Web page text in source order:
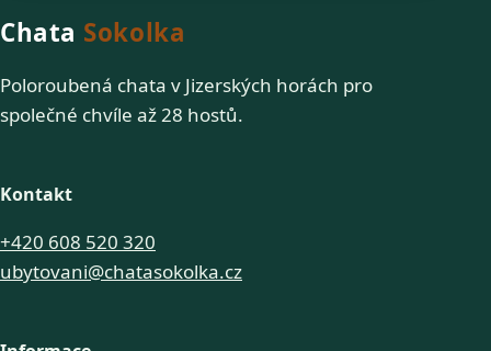
Chata Sokolka
Poloroubená chata v Jizerských horách pro
společné chvíle až 28 hostů.
Kontakt
+420 608 520 320
ubytovani@chatasokolka.cz